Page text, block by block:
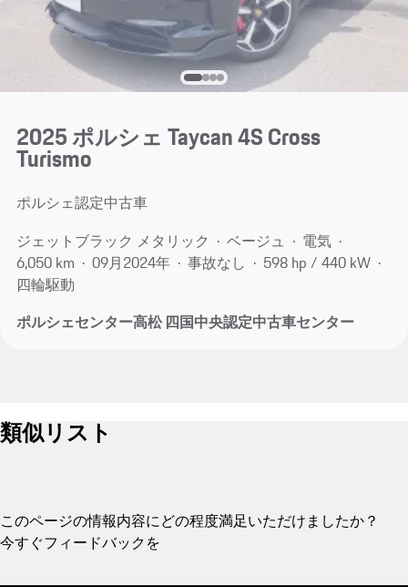
2025 ポルシェ Taycan 4S Cross
Turismo
ポルシェ認定中古車
ジェットブラック メタリック
ベージュ
電気
6,050 km
09月​2024年 事故なし
598 hp / 440 kW
四輪駆動
ポルシェセンター高松 四国中央認定中古車センター
類似リスト
このページの情報内容にどの程度満足いただけましたか？
今すぐフィードバックを